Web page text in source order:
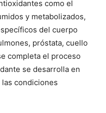
como el
y metabolizados,
del cuerpo
próstata, cuello
completa el proceso
se desarrolla en
condiciones